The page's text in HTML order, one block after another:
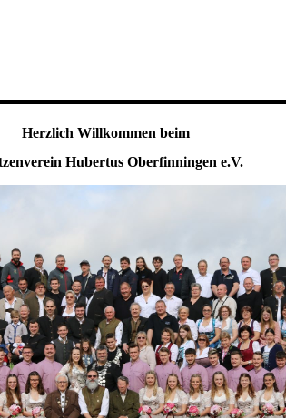
Herzlich Willkommen beim
Hubertus Oberfinningen e.V.